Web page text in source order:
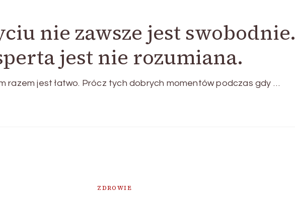
nie zawsze jest swobodnie.
jest nie rozumiana.
razem jest łatwo. Prócz tych dobrych momentów podczas gdy …
ZDROWIE